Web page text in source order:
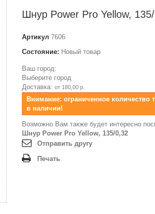
Шнур Power Pro Yellow,
Артикул 7606
Состояние: Новый товар
Ваш город:
Выберите город
Доставка: от 180,00 р.
Внимание: ограниченное количество
в наличии!
Возможно Вам также будет интересно
Шнур Power Pro Yellow, 135/0,32
Отправить другу
Печать